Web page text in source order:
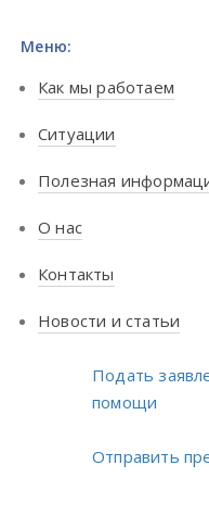
Меню:
Как мы работаем
Ситуации
Полезная
О нас
Контакты
Новости и статьи
Подать
помощи
Отправить